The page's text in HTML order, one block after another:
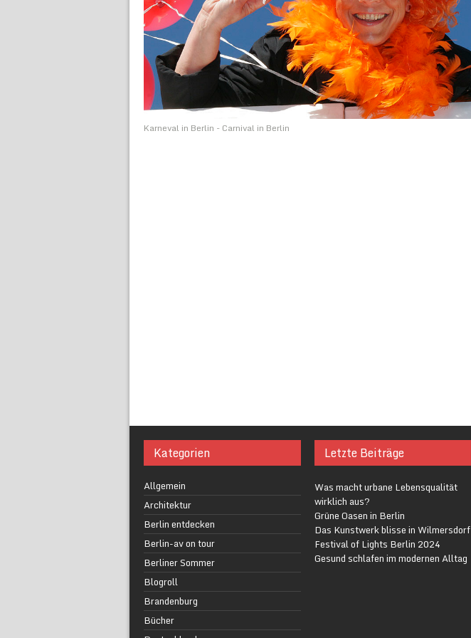
Karneval in Berlin - Carnival in Berlin
Kategorien
Allgemein
Architektur
Berlin entdecken
Berlin-av on tour
Berliner Sommer
Blogroll
Brandenburg
Bücher
Letzte Beiträge
Was macht urbane Lebensqualität
wirklich aus?
Grüne Oasen in Berlin
Das Kunstwerk blisse in Wilmersdorf
Festival of Lights Berlin 2024
Gesund schlafen im modernen Alltag